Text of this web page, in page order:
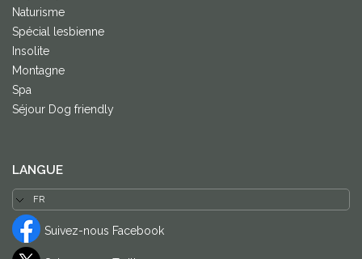
Naturisme
Spécial lesbienne
Insolite
Montagne
Spa
Séjour Dog friendly
LANGUE
Suivez-nous Facebook